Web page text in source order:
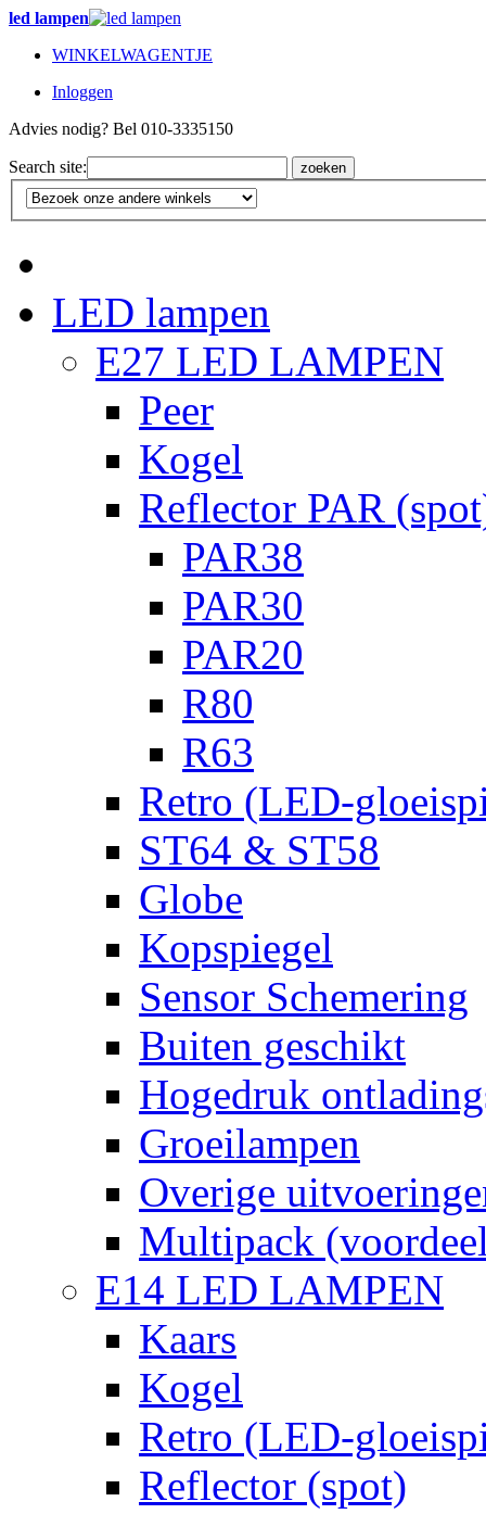
led lampen
WINKELWAGENTJE
Inloggen
Advies nodig? Bel 010-3335150
Search site: zoeken
LED lampen
E27 LED LAMPEN
Peer
Kogel
Reflector PAR
PAR38
PAR30
PAR20
R80
R63
Retro (LED-
ST64 & ST58
Globe
Kopspiegel
Sensor Schemering
Buiten geschikt
Hogedruk
Groeilampen
Overige
Multipack
E14 LED LAMPEN
Kaars
Kogel
Retro (LED-
Reflector (spot)